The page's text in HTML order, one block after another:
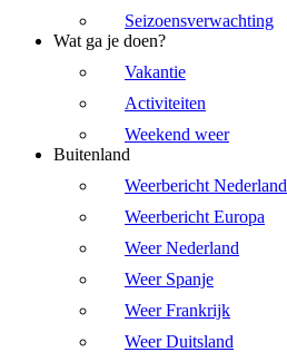
Seizoensverwachting
Wat ga je doen?
Vakantie
Activiteiten
Weekend weer
Buitenland
Weerbericht Nederland
Weerbericht Europa
Weer Nederland
Weer Spanje
Weer Frankrijk
Weer Duitsland